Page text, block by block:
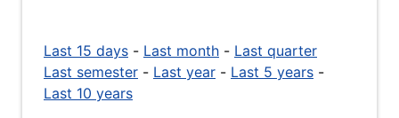
Last 15 days - Last month - Last quarter
Last semester - Last year - Last 5 years -
Last 10 years